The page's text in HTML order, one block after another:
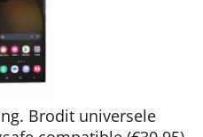
Brodit universele